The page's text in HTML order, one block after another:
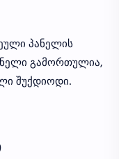
პანელის
გამორთულია,
შუქდიოდი.